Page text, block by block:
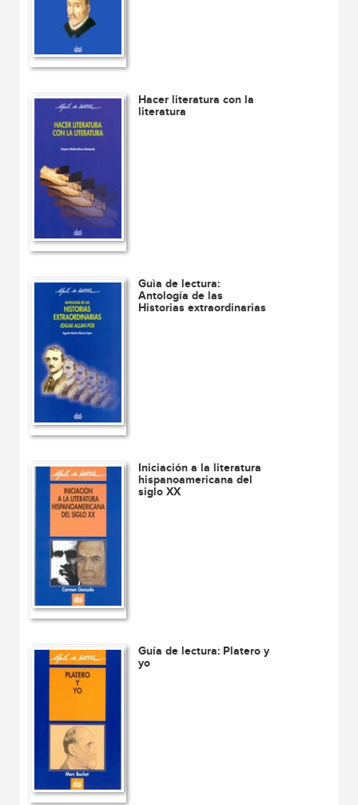
Hacer literatura con la
literatura
Guìa de lectura:
Antología de las
Historias extraordinarias
Iniciación a la literatura
hispanoamericana del
siglo XX
Guía de lectura: Platero y
yo